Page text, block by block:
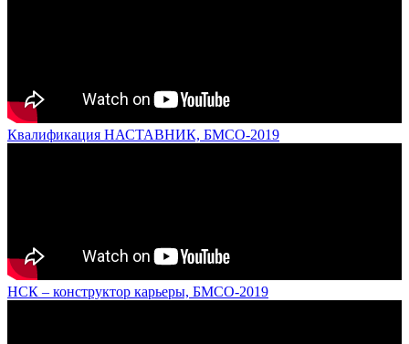
Квалификация НАСТАВНИК, БМСО-2019
НСК – конструктор карьеры, БМСО-2019